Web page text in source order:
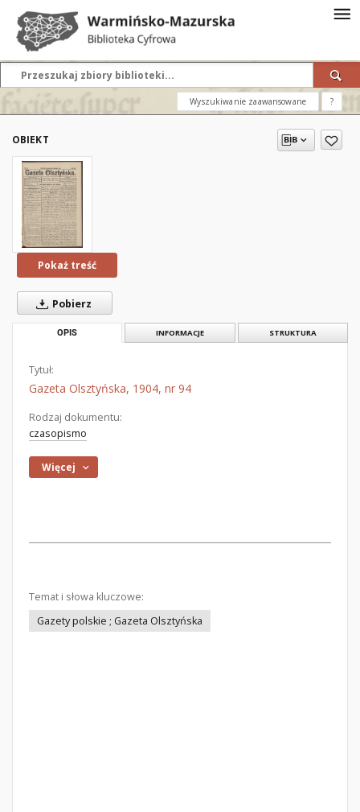
Wyszukiwanie zaawansowane ?
OBIEKT
Pokaż treść
Pobierz
OPIS INFORMACJE STRUKTURA
Tytuł:
Gazeta Olsztyńska, 1904, nr 94
Rodzaj dokumentu:
czasopismo
Więcej
Temat i słowa kluczowe:
Gazety polskie ; Gazeta Olsztyńska